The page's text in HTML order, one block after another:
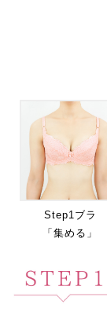
Step1ブラ
「集める」